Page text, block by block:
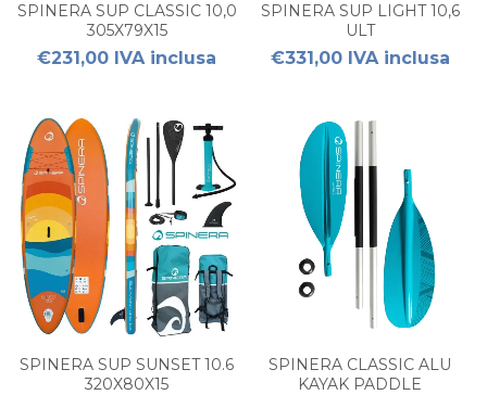
SPINERA SUP CLASSIC 10,0
305X79X15
€231,00 IVA inclusa
SPINERA SUP LIGHT 10,6
ULT
€331,00 IVA inclusa
SPINERA SUP SUNSET 10.6
320X80X15
SPINERA CLASSIC ALU
KAYAK PADDLE